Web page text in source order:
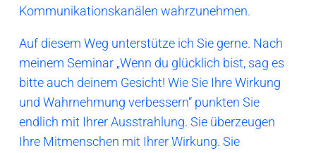
Kommunikationskanälen wahrzunehmen.
Auf diesem Weg unterstütze ich Sie gerne. Nach
meinem Seminar „Wenn du glücklich bist, sag es
bitte auch deinem Gesicht! Wie Sie Ihre Wirkung
und Wahrnehmung verbessern“ punkten Sie
endlich mit Ihrer Ausstrahlung. Sie überzeugen
Ihre Mitmenschen mit Ihrer Wirkung. Sie